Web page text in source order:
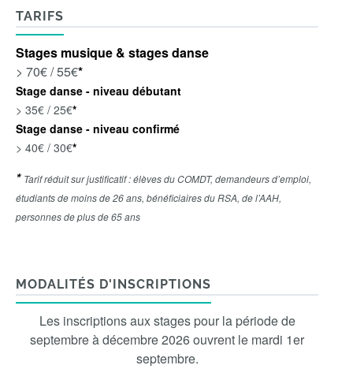
TARIFS
Stages musique & stages danse
> 70€ / 55€*
Stage danse - niveau débutant
> 35€ / 25€*
Stage danse - niveau confirmé
> 40€ / 30€*
* Tarif réduit sur justificatif : élèves du COMDT, demandeurs d’emploi,
étudiants de moins de 26 ans, bénéficiaires du RSA, de l’AAH,
personnes de plus de 65 ans
MODALITÉS D'INSCRIPTIONS
Les inscriptions aux stages pour la période de
septembre à décembre 2026 ouvrent le mardi 1er
septembre.